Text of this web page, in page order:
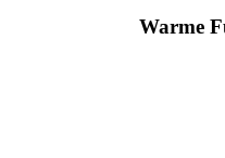
Warme